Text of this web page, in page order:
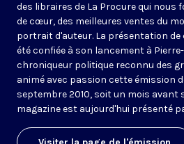
des libraires de La Procure qui nous
de cœur, des meilleures ventes du
portrait d'auteur. La présentation de
été confiée à son lancement à
chroniqueur politique reconnu des
animé avec passion cette émission
septembre 2010, soit un mois avant
magazine est aujourd'hui présenté